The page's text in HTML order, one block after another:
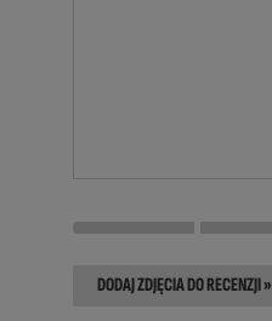
DODAJ ZDJĘCIA DO RECENZJI »